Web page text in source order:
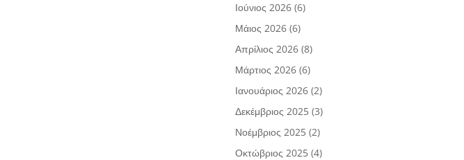
Ιούνιος 2026 (6)
Μάιος 2026 (6)
Απρίλιος 2026 (8)
Μάρτιος 2026 (6)
Ιανουάριος 2026 (2)
Δεκέμβριος 2025 (3)
Νοέμβριος 2025 (2)
Οκτώβριος 2025 (4)